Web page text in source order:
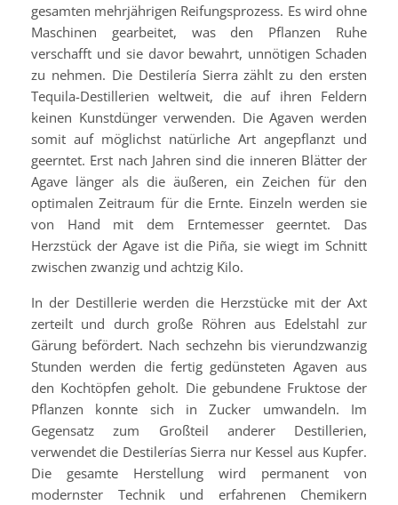
gesamten mehrjährigen Reifungsprozess. Es wird ohne
Maschinen gearbeitet, was den Pflanzen Ruhe
verschafft und sie davor bewahrt, unnötigen Schaden
zu nehmen. Die Destilería Sierra zählt zu den ersten
Tequila-Destillerien weltweit, die auf ihren Feldern
keinen Kunstdünger verwenden. Die Agaven werden
somit auf möglichst natürliche Art angepflanzt und
geerntet. Erst nach Jahren sind die inneren Blätter der
Agave länger als die äußeren, ein Zeichen für den
optimalen Zeitraum für die Ernte. Einzeln werden sie
von Hand mit dem Erntemesser geerntet. Das
Herzstück der Agave ist die Piña, sie wiegt im Schnitt
zwischen zwanzig und achtzig Kilo.
In der Destillerie werden die Herzstücke mit der Axt
zerteilt und durch große Röhren aus Edelstahl zur
Gärung befördert. Nach sechzehn bis vierundzwanzig
Stunden werden die fertig gedünsteten Agaven aus
den Kochtöpfen geholt. Die gebundene Fruktose der
Pflanzen konnte sich in Zucker umwandeln. Im
Gegensatz zum Großteil anderer Destillerien,
verwendet die Destilerías Sierra nur Kessel aus Kupfer.
Die gesamte Herstellung wird permanent von
modernster Technik und erfahrenen Chemikern